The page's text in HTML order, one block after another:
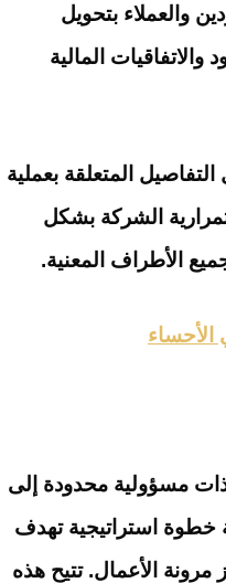
والعملاء بتحويل
والاتفاقيات المالية
التفاصيل المتعلقة بعملية
الشركة بشكل
الأطراف المعنية.
مسؤولية محدودة إلى
استراتيجية تهدف
مرونة الأعمال. تتيح هذه